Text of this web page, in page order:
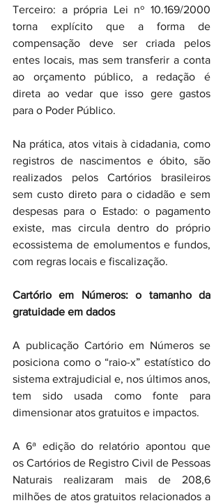
Terceiro: a própria Lei nº 10.169/2000
torna explícito que a forma de
compensação deve ser criada pelos
entes locais, mas sem transferir a conta
ao orçamento público, a redação é
direta ao vedar que isso gere gastos
para o Poder Público.
Na prática, atos vitais à cidadania, como
registros de nascimentos e óbito, são
realizados pelos Cartórios brasileiros
sem custo direto para o cidadão e sem
despesas para o Estado: o pagamento
existe, mas circula dentro do próprio
ecossistema de emolumentos e fundos,
com regras locais e fiscalização.
Cartório em Números: o tamanho da
gratuidade em dados
A publicação Cartório em Números se
posiciona como o “raio-x” estatístico do
sistema extrajudicial e, nos últimos anos,
tem sido usada como fonte para
dimensionar atos gratuitos e impactos.
A 6ª edição do relatório apontou que
os Cartórios de Registro Civil de Pessoas
Naturais realizaram mais de 208,6
milhões de atos gratuitos relacionados a